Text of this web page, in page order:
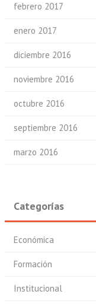
febrero 2017
enero 2017
diciembre 2016
noviembre 2016
octubre 2016
septiembre 2016
marzo 2016
Categorías
Económica
Formación
Institucional